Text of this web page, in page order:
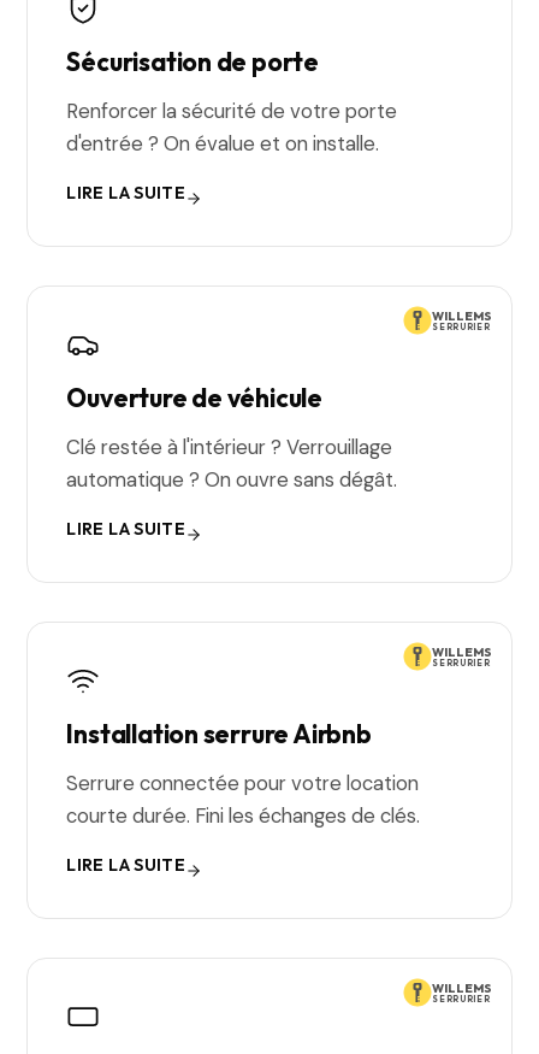
Sécurisation de porte
Renforcer la sécurité de votre porte
d'entrée ? On évalue et on installe.
LIRE LA SUITE
WILLEMS
SERRURIER
Ouverture de véhicule
Clé restée à l'intérieur ? Verrouillage
automatique ? On ouvre sans dégât.
LIRE LA SUITE
WILLEMS
SERRURIER
Installation serrure Airbnb
Serrure connectée pour votre location
courte durée. Fini les échanges de clés.
LIRE LA SUITE
WILLEMS
SERRURIER